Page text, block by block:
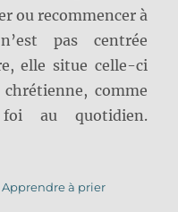
ou recommencer à
pas centrée
elle situe celle-ci
comme
au quotidien.
Catégories
Apprendre à prier